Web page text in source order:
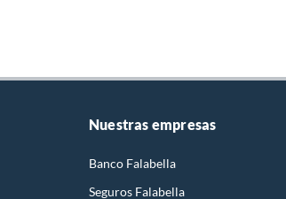
Nuestras empresas
Banco Falabella
Seguros Falabella